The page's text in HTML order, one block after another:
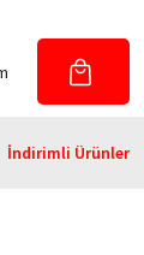
İndirimli Ürünler